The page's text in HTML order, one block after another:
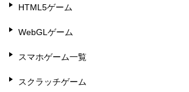
HTML5ゲーム
WebGLゲーム
スマホゲーム一覧
スクラッチゲーム